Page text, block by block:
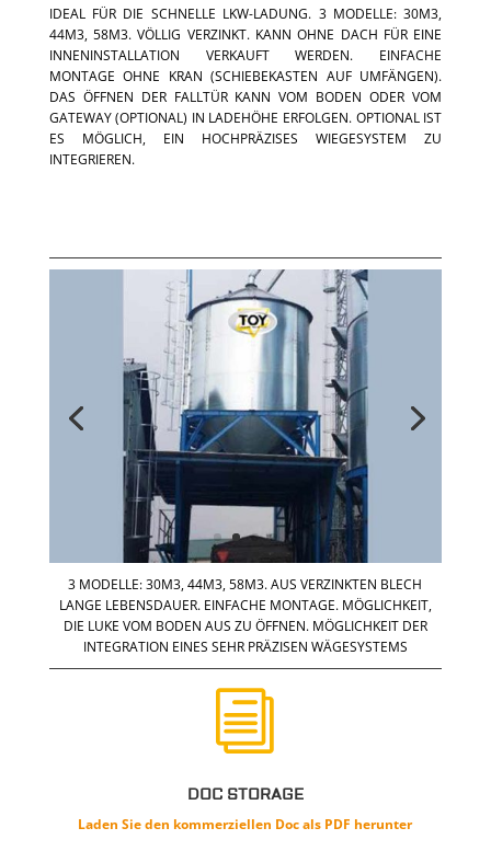
IDEAL FÜR DIE SCHNELLE LKW-LADUNG. 3 MODELLE: 30M3,
44M3, 58M3. VÖLLIG VERZINKT. KANN OHNE DACH FÜR EINE
INNENINSTALLATION VERKAUFT WERDEN. EINFACHE
MONTAGE OHNE KRAN (SCHIEBEKASTEN AUF UMFÄNGEN).
DAS ÖFFNEN DER FALLTÜR KANN VOM BODEN ODER VOM
GATEWAY (OPTIONAL) IN LADEHÖHE ERFOLGEN. OPTIONAL IST
ES MÖGLICH, EIN HOCHPRÄZISES WIEGESYSTEM ZU
INTEGRIEREN.
3 MODELLE: 30M3, 44M3, 58M3. AUS VERZINKTEN BLECH
LANGE LEBENSDAUER. EINFACHE MONTAGE. MÖGLICHKEIT,
DIE LUKE VOM BODEN AUS ZU ÖFFNEN. MÖGLICHKEIT DER
INTEGRATION EINES SEHR PRÄZISEN WÄGESYSTEMS
i
DOC STORAGE
Laden Sie den kommerziellen Doc als PDF herunter